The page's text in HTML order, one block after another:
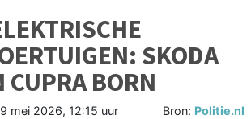
SKODA
CUPRA BORN
mei 2026, 12:15 uur Bron: Politie.nl